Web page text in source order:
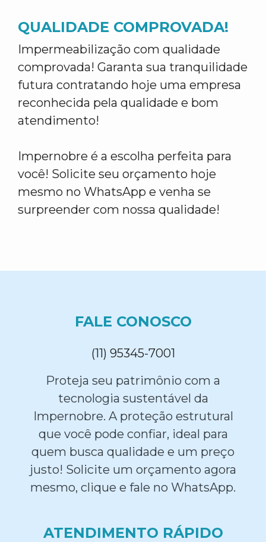
QUALIDADE COMPROVADA!
Impermeabilização com qualidade
comprovada! Garanta sua tranquilidade
futura contratando hoje uma empresa
reconhecida pela qualidade e bom
atendimento!
Impernobre é a escolha perfeita para
você! Solicite seu orçamento hoje
mesmo no WhatsApp e venha se
surpreender com nossa qualidade!
FALE CONOSCO
(11) 95345-7001
Proteja seu patrimônio com a
tecnologia sustentável da
Impernobre. A proteção estrutural
que você pode confiar, ideal para
quem busca qualidade e um preço
justo! Solicite um orçamento agora
mesmo, clique e fale no WhatsApp.
ATENDIMENTO RÁPIDO